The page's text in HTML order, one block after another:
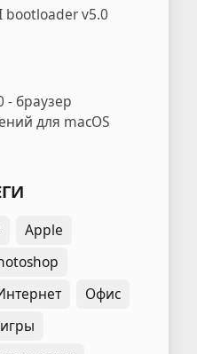
bootloader v5.0
- браузер
для macOS
Apple
Офис